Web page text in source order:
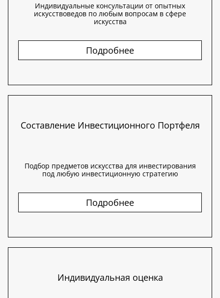
Индивидуальные консультации от опытных
искусствоведов по любым вопросам в сфере
искусства
Подробнее
Составление Инвестиционного Портфеля
Подбор предметов искусства для инвестирования
под любую инвестиционную стратегию
Подробнее
Индивидуальная оценка